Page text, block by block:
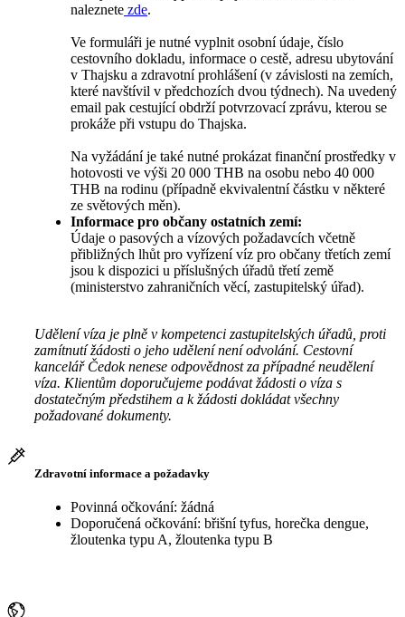
naleznete zde.
Ve formuláři je nutné vyplnit osobní údaje, číslo
cestovního dokladu, informace o cestě, adresu ubytování
v Thajsku a zdravotní prohlášení (v závislosti na zemích,
které navštívil v předchozích dvou týdnech). Na uvedený
email pak cestující obdrží potvrzovací zprávu, kterou se
prokáže při vstupu do Thajska.
Na vyžádání je také nutné prokázat finanční prostředky v
hotovosti ve výši 20 000 THB na osobu nebo 40 000
THB na rodinu (případně ekvivalentní částku v některé
ze světových měn).
Informace pro občany ostatních zemí:
Údaje o pasových a vízových požadavcích včetně
přibližných lhůt pro vyřízení víz pro občany třetích zemí
jsou k dispozici u příslušných úřadů třetí země
(ministerstvo zahraničních věcí, zastupitelský úřad).
Udělení víza je plně v kompetenci zastupitelských úřadů, proti
zamítnutí žádosti o jeho udělení není odvolání. Cestovní
kancelář Čedok nenese odpovědnost za případné neudělení
víza. Klientům doporučujeme podávat žádosti o víza s
dostatečným předstihem a k žádosti dokládat všechny
požadované dokumenty.
Zdravotní informace a požadavky
Povinná očkování: žádná
Doporučená očkování: břišní tyfus, horečka dengue,
žloutenka typu A, žloutenka typu B